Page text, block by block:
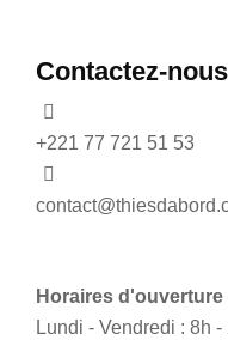
Contactez-nous
+221 77 721 51 53
Horaires d'ouverture
Lundi - Vendredi : 8h -